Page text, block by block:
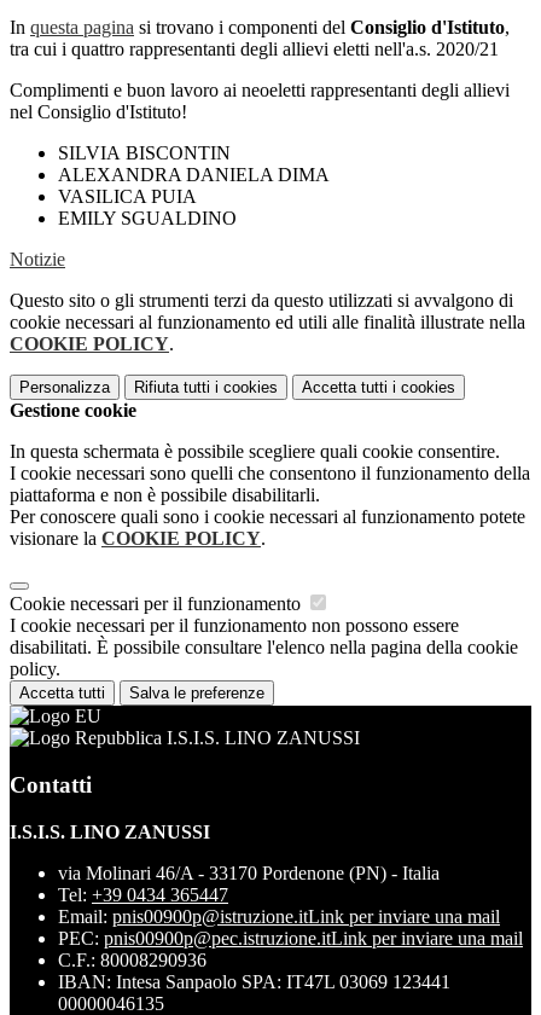
In questa pagina si trovano i componenti del Consiglio d'Istituto,
tra cui i quattro rappresentanti degli allievi eletti nell'a.s. 2020/21
Complimenti e buon lavoro ai neoeletti rappresentanti degli allievi
nel Consiglio d'Istituto!
SILVIA BISCONTIN
ALEXANDRA DANIELA DIMA
VASILICA PUIA
EMILY SGUALDINO
Notizie
Questo sito o gli strumenti terzi da questo utilizzati si avvalgono di
cookie necessari al funzionamento ed utili alle finalità illustrate nella
COOKIE POLICY.
Personalizza Rifiuta tutti i cookies Accetta tutti i cookies
Gestione cookie
In questa schermata è possibile scegliere quali cookie consentire.
I cookie necessari sono quelli che consentono il funzionamento della
piattaforma e non è possibile disabilitarli.
Per conoscere quali sono i cookie necessari al funzionamento potete
visionare la COOKIE POLICY.
Cookie necessari per il funzionamento
I cookie necessari per il funzionamento non possono essere
disabilitati. È possibile consultare l'elenco nella pagina della cookie
policy.
Accetta tutti Salva le preferenze
I.S.I.S. LINO ZANUSSI
Contatti
I.S.I.S. LINO ZANUSSI
via Molinari 46/A - 33170 Pordenone (PN) - Italia
Tel: +39 0434 365447
Email: pnis00900p@istruzione.itLink per inviare una mail
PEC: pnis00900p@pec.istruzione.itLink per inviare una mail
C.F.: 80008290936
IBAN: Intesa Sanpaolo SPA: IT47L 03069 123441
00000046135